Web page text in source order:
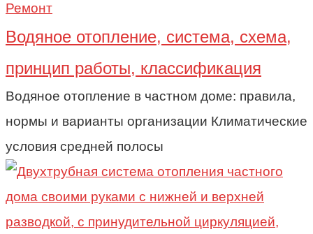
Ремонт
Водяное отопление, система, схема,
принцип работы, классификация
Водяное отопление в частном доме: правила,
нормы и варианты организации Климатические
условия средней полосы